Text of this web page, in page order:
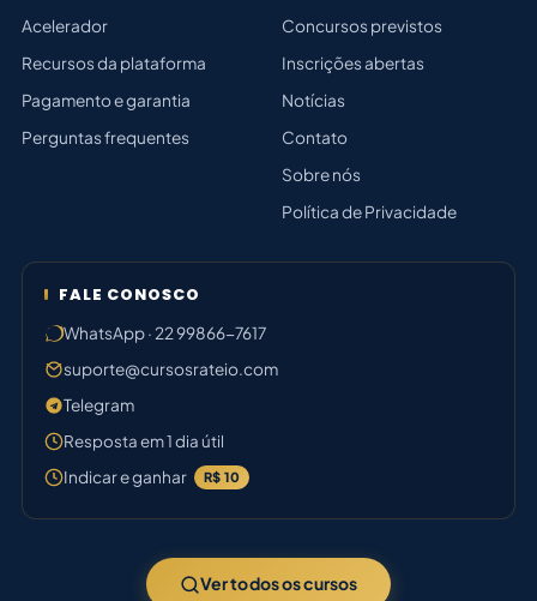
Acelerador
Recursos da plataforma
Pagamento e garantia
Perguntas frequentes
Concursos previstos
Inscrições abertas
Notícias
Contato
Sobre nós
Política de Privacidade
FALE CONOSCO
WhatsApp · 22 99866-7617
suporte@cursosrateio.com
Telegram
Resposta em 1 dia útil
Indicar e ganhar
R$ 10
Ver todos os cursos